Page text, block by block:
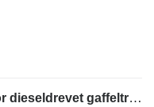
Linde 3903601786 styreenhet for dieseldrevet gaffeltruck